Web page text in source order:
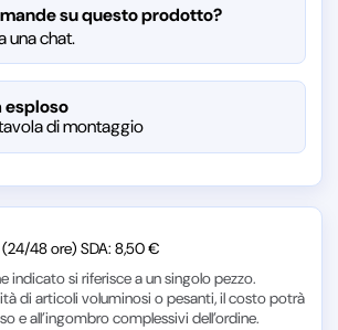
su questo prodotto?
una chat.
esploso
di montaggio
48 ore) SDA: 8,50 €
indicato si riferisce a un singolo pezzo.
di articoli voluminosi o pesanti, il costo potrà
e all’ingombro complessivi dell’ordine.